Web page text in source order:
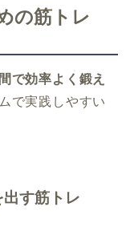
の筋トレ
で効率よく鍛え
で実践しやすい
す筋トレ